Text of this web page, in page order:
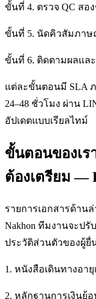
ขั้นที่ 4. ตรวจ QC สอ
ขั้นที่ 5. นัดคิวสัมภา
ขั้นที่ 6. ติดตามผลแล
แต่ละขั้นตอนมี SLA
24–48 ชั่วโมง ผ่าน
อัปเดตแบบเรียลไทม์
ขั้นตอนของเร
ต้องเตรียม —
รายการเอกสารด้าน
Nakhon ทีมงานจะป
ประวัติส่วนตัวของผู้ยื่
1. หนังสือเดินทางอา
2. หลักฐานการเงินย้